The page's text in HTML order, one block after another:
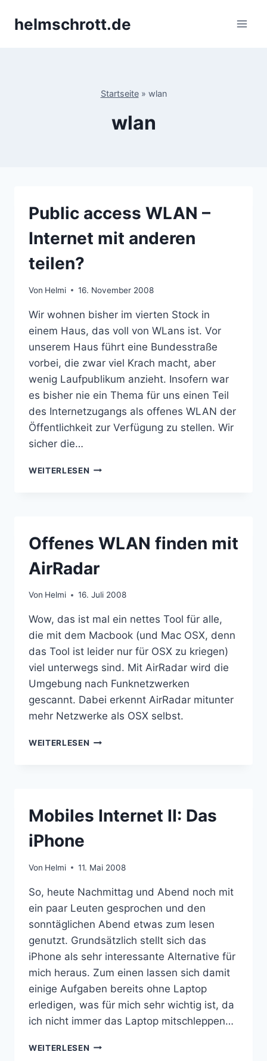
Inhalthelmschrott.de
Startseite» wlan
wlan
Public access WLAN –
Internet mit anderen
teilen?
Von Helmi 16. November 2008
Wir wohnen bisher im vierten Stock in
einem Haus, das voll von WLans ist. Vor
unserem Haus führt eine Bundesstraße
vorbei, die zwar viel Krach macht, aber
wenig Laufpublikum anzieht. Insofern war
es bisher nie ein Thema für uns einen Teil
des Internetzugangs als offenes WLAN der
Öffentlichkeit zur Verfügung zu stellen. Wir
sicher die…
WEITERLESEN PUBLIC
ANDEREN
Offenes WLAN finden mit
AirRadar
Von Helmi 16. Juli 2008
Wow, das ist mal ein nettes Tool für alle,
die mit dem Macbook (und Mac OSX, denn
das Tool ist leider nur für OSX zu kriegen)
viel unterwegs sind. Mit AirRadar wird die
Umgebung nach Funknetzwerken
gescannt. Dabei erkennt AirRadar mitunter
mehr Netzwerke als OSX selbst.
WEITERLESEN OFFENES
Mobiles Internet II: Das
iPhone
Von Helmi 11. Mai 2008
So, heute Nachmittag und Abend noch mit
ein paar Leuten gesprochen und den
sonntäglichen Abend etwas zum lesen
genutzt. Grundsätzlich stellt sich das
iPhone als sehr interessante Alternative für
mich heraus. Zum einen lassen sich damit
einige Aufgaben bereits ohne Laptop
erledigen, was für mich sehr wichtig ist, da
ich nicht immer das Laptop mitschleppen…
WEITERLESEN MOBILES